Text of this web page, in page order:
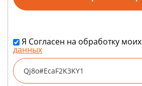
Я Согласен на обработку моих
данных